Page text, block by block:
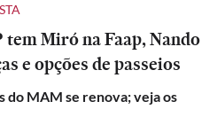
tem Miró na Faap, Nando
e opções de passeios
do MAM se renova; veja os